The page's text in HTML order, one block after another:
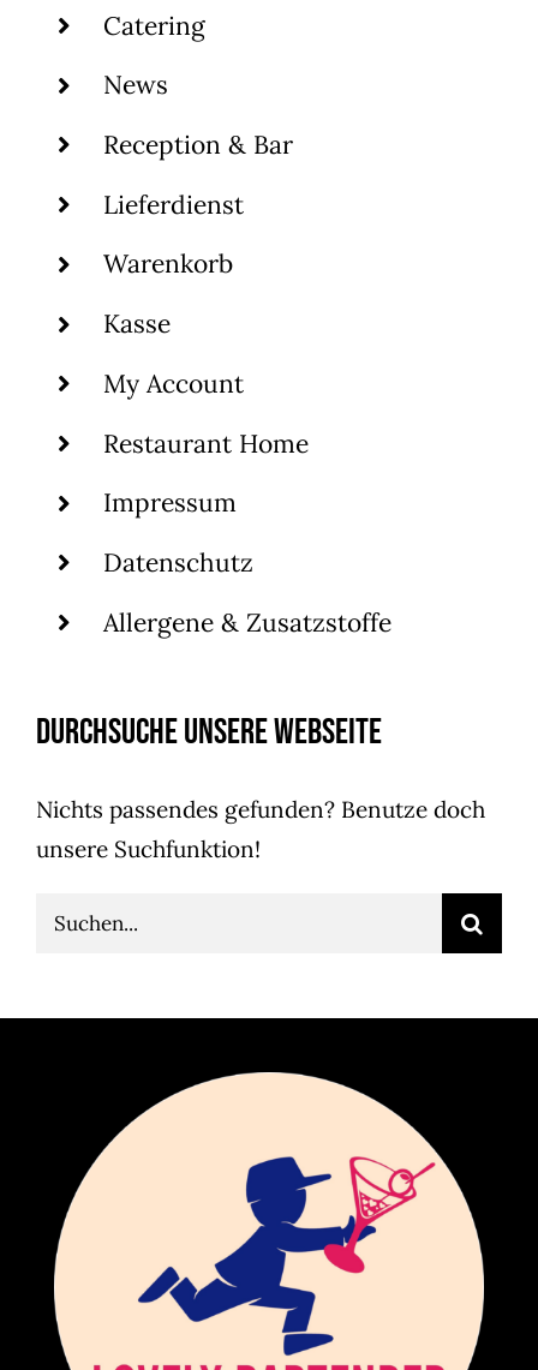
Catering
News
Reception & Bar
Lieferdienst
Warenkorb
Kasse
My Account
Restaurant Home
Impressum
Datenschutz
Allergene & Zusatzstoffe
Durchsuche unsere Webseite
Nichts passendes gefunden? Benutze doch
unsere Suchfunktion!
Suche